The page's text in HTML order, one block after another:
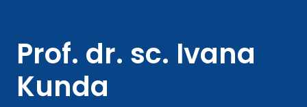
Prof. dr. sc. Ivana
Kunda